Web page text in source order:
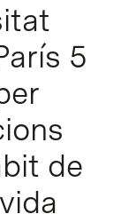
5
de